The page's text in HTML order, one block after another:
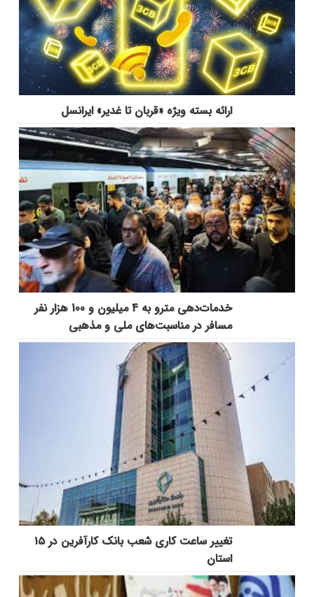
ارائه بسته ویژه «قربان تا غدیر» ایرانسل
خدمات‌دهي مترو به 4 ميليون و 100 هزار نفر
مسافر در مناسبت‌هاي ملي و مذهبي
تغییر ساعت کاری شعب بانک کارآفرین در ۱۵
استان